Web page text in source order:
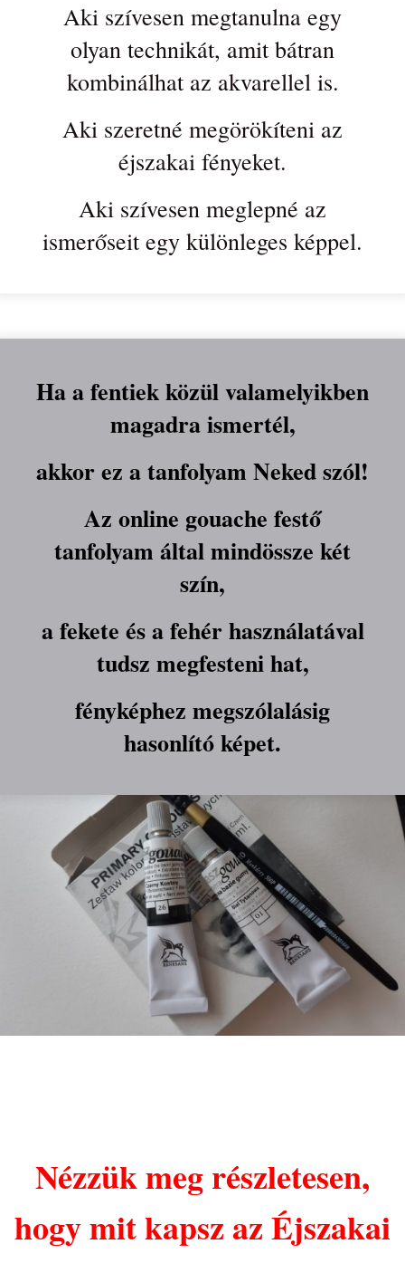
Aki szívesen megtanulna egy
olyan technikát, amit bátran
kombinálhat az akvarellel is.
Aki szeretné megörökíteni az
éjszakai fényeket.
Aki szívesen meglepné az
ismerőseit egy különleges képpel.
Ha a fentiek közül valamelyikben
magadra ismertél,
akkor ez a tanfolyam Neked szól!
Az online gouache festő
tanfolyam által mindössze két
szín,
a fekete és a fehér használatával
tudsz megfesteni hat,
fényképhez megszólalásig
hasonlító képet.
Nézzük meg részletesen,
hogy mit kapsz az Éjszakai